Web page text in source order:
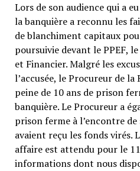
Lors de son audience qui a
la banquière a reconnu les
de blanchiment capitaux
poursuivie devant le PPEF,
et Financier. Malgré les
l’accusée, le Procureur de la
peine de 10 ans de prison
banquière. Le Procureur a
prison ferme à l’encontre
avaient reçu les fonds virés.
affaire est attendu pour le
informations dont nous